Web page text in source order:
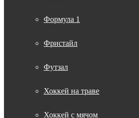
Формула 1
Фристайл
Футзал
Хоккей на траве
Хоккей с мячом